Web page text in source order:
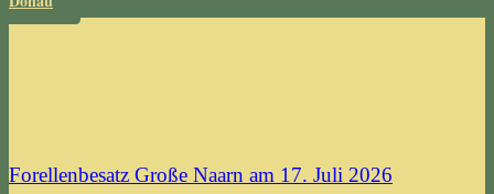
Forellenbesatz Große Naarn am 17. Juli 2026